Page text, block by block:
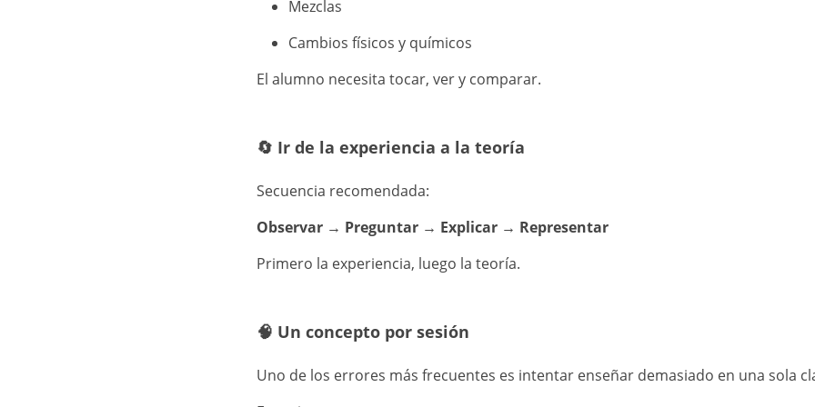
Mezclas
Cambios físicos y químicos
El alumno necesita tocar, ver y comparar.
🔄 Ir de la experiencia a la teoría
Secuencia recomendada:
Observar → Preguntar → Explicar → Representar
Primero la experiencia, luego la teoría.
🧠 Un concepto por sesión
Uno de los errores más frecuentes es intentar enseñar demasiado en una sola